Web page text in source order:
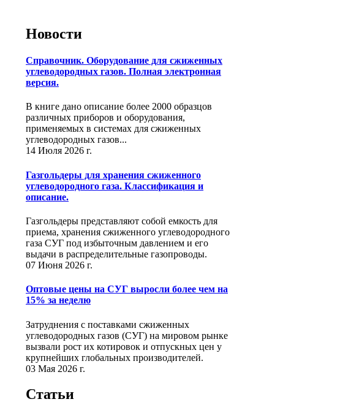
Новости
Справочник. Оборудование для сжиженных
углеводородных газов. Полная электронная
версия.
В книге дано описание более 2000 образцов
различных приборов и оборудования,
применяемых в системах для сжиженных
углеводородных газов...
14 Июля 2026 г.
Газгольдеры для хранения сжиженного
углеводородного газа. Классификация и
описание.
Газгольдеры представляют собой емкость для
приема, хранения сжиженного углеводородного
газа СУГ под избыточным давлением и его
выдачи в распределительные газопроводы.
07 Июня 2026 г.
Оптовые цены на СУГ выросли более чем на
15% за неделю
Затруднения с поставками сжиженных
углеводородных газов (СУГ) на мировом рынке
вызвали рост их котировок и отпускных цен у
крупнейших глобальных производителей.
03 Мая 2026 г.
Статьи